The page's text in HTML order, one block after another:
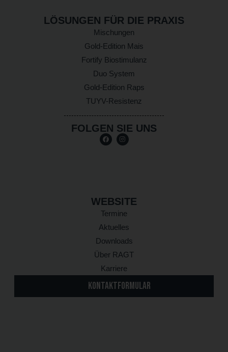
LÖSUNGEN FÜR DIE PRAXIS
Mischungen
Gold-Edition Mais
Fortify Biostimulanz
Duo System
Gold-Edition Raps
TUYV-Resistenz
FOLGEN SIE UNS
WEBSITE
Termine
Aktuelles
Downloads
Über RAGT
Karriere
KONTAKTFORMULAR